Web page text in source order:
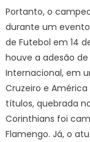
Portanto, o
durante um
de Futebol em 14
houve a adesão
Internacional, em
Cruzeiro e
títulos, quebrada
Corinthians foi
Flamengo. Já, o